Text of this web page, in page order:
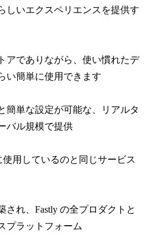
しいエクスペリエンスを提供す
アでありながら、使い慣れたデ
い簡単に使用できます
簡単な設定が可能な、リアルタ
バル規模で提供
用しているのと同じサービス
され、Fastly の全プロダクトと
プラットフォーム